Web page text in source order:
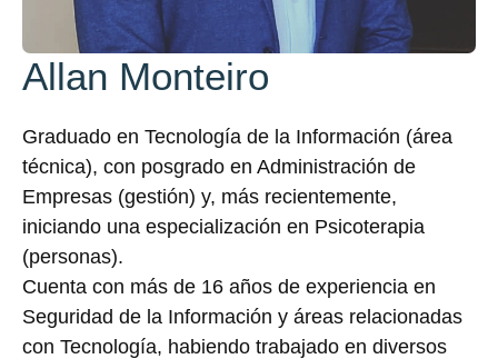
Allan Monteiro
Graduado en Tecnología de la Información (área
técnica), con posgrado en Administración de
Empresas (gestión) y, más recientemente,
iniciando una especialización en Psicoterapia
(personas).
Cuenta con más de 16 años de experiencia en
Seguridad de la Información y áreas relacionadas
con Tecnología, habiendo trabajado en diversos